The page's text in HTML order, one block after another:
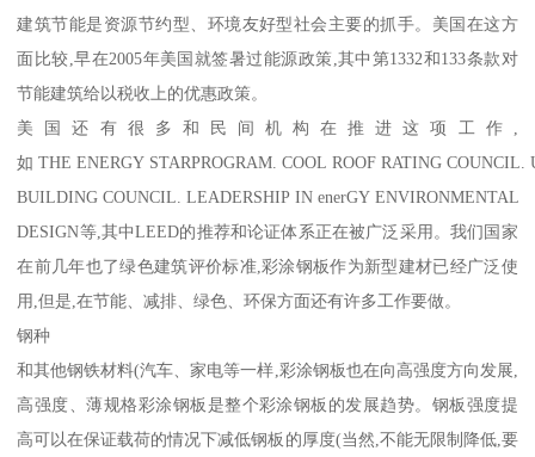
建筑节能是资源节约型、环境友好型社会主要的抓手。美国在这方
面比较,早在2005年美国就签暑过能源政策,其中第1332和133条款对
节能建筑给以税收上的优惠政策。
美国还有很多和民间机构在推进这项工作,
如 THE ENERGY STARPROGRAM. COOL ROOF RATING COUNCIL.
BUILDING COUNCIL. LEADERSHIP IN enerGY ENVIRONMENTAL
DESIGN等,其中LEED的推荐和论证体系正在被广泛采用。我们国家
在前几年也了绿色建筑评价标准,彩涂钢板作为新型建材已经广泛使
用,但是,在节能、减排、绿色、环保方面还有许多工作要做。
钢种
和其他钢铁材料(汽车、家电等一样,彩涂钢板也在向高强度方向发展,
高强度、薄规格彩涂钢板是整个彩涂钢板的发展趋势。钢板强度提
高可以在保证载荷的情况下减低钢板的厚度(当然,不能无限制降低,要